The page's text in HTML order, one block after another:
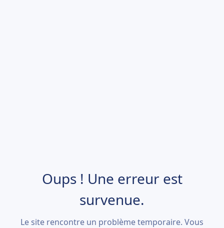
Oups ! Une erreur est
survenue.
Le site rencontre un problème temporaire. Vous